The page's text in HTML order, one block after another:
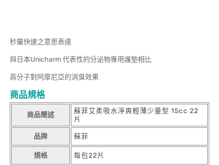
秒屬快速之意思表達
與日本Unicharm 代表性的分泌物專用護墊相比
高分子對阿摩尼亞的消臭效果
商品規格
商品簡述
蘇菲艾柔吸水淨爽輕薄少量型 15cc 22
片
品牌 蘇菲
規格 每包22片